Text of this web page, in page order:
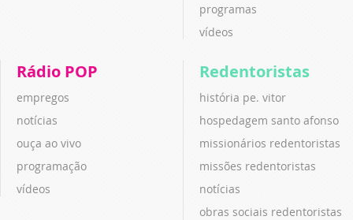
programas
vídeos
Rádio POP
empregos
notícias
ouça ao vivo
programação
vídeos
Redentoristas
história pe. vitor
hospedagem santo afonso
missionários redentoristas
missões redentoristas
notícias
obras sociais redentoristas